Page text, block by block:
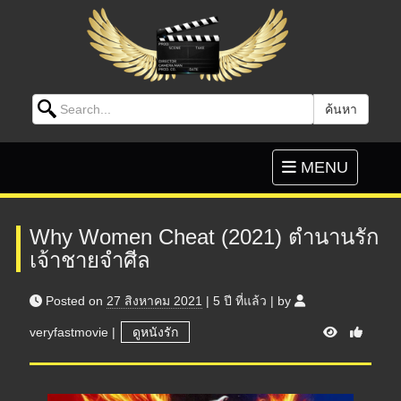
Search for: ค้นหา
Toggle
navigation
MENU
Why Women Cheat (2021) ตำนานรัก
เจ้าชายจำศีล
Posted on 27 สิงหาคม 2021 | 5 ปี ที่แล้ว | by
veryfastmovie | ดูหนังรัก V
i
e